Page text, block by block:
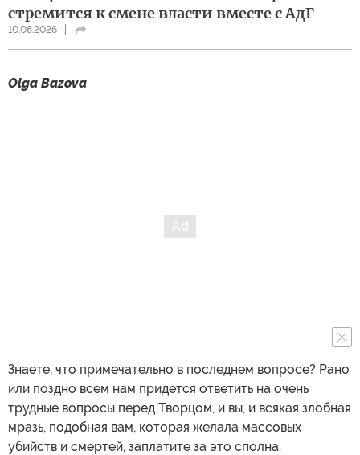
стремится к смене власти вместе с АдГ
10.08.2026
Olga Bazova
Знаете, что примечательно в последнем вопросе? Рано
или поздно всем нам придется ответить на очень
трудные вопросы перед Творцом, и вы, и всякая злобная
мразь, подобная вам, которая желала массовых
убийств и смертей, заплатите за это сполна.